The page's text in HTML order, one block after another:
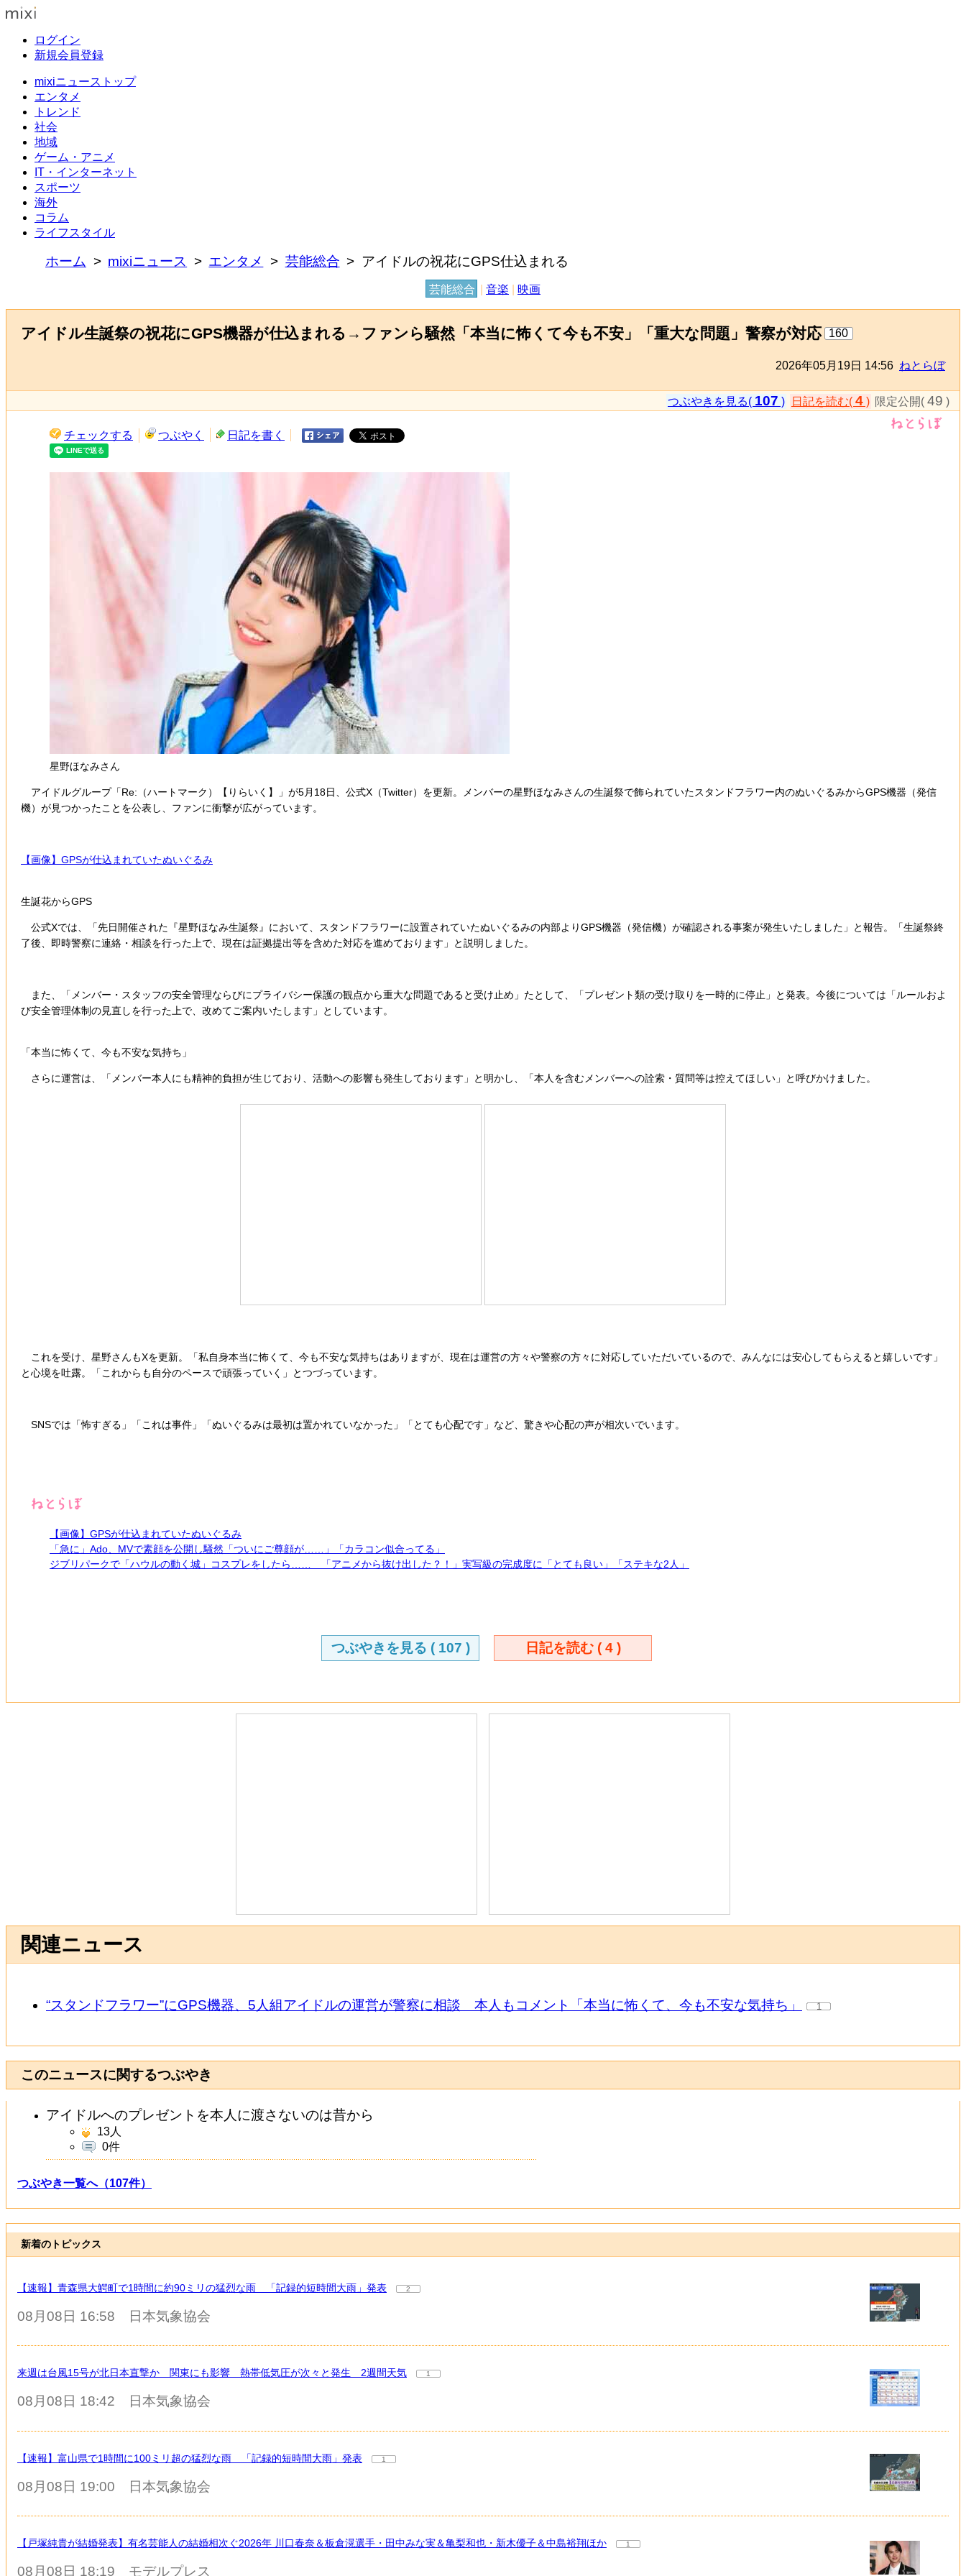
ログイン
新規会員登録
mixiニューストップ
エンタメ
トレンド
社会
地域
ゲーム・アニメ
IT・インターネット
スポーツ
海外
コラム
ライフスタイル
ホーム mixiニュース エンタメ 芸能総合 アイドルの祝花にGPS仕込まれる
芸能総合 音楽 映画
アイドル生誕祭の祝花にGPS機器が仕込まれる→ファンら騒然「本当に怖くて今も不安」「重大な問題」警察が対応 160
2026年05月19日 14:56 ねとらぼ
つぶやきを見る( 107 ) 日記を読む( 4 ) 限定公開( 49 )
チェックする つぶやく 日記を書く
星野ほなみさん
アイドルグループ「Re:（ハートマーク）【りらいく】」が5月18日、公式X（Twitter）を更新。メンバーの星野ほなみさんの生誕祭で飾られていたスタンドフラワー内のぬいぐるみからGPS機器（発信
機）が見つかったことを公表し、ファンに衝撃が広がっています。
【画像】GPSが仕込まれていたぬいぐるみ
生誕花からGPS
公式Xでは、「先日開催された『星野ほなみ生誕祭』において、スタンドフラワーに設置されていたぬいぐるみの内部よりGPS機器（発信機）が確認される事案が発生いたしました」と報告。「生誕祭終
了後、即時警察に連絡・相談を行った上で、現在は証拠提出等を含めた対応を進めております」と説明しました。
また、「メンバー・スタッフの安全管理ならびにプライバシー保護の観点から重大な問題であると受け止め」たとして、「プレゼント類の受け取りを一時的に停止」と発表。今後については「ルールおよ
び安全管理体制の見直しを行った上で、改めてご案内いたします」としています。
「本当に怖くて、今も不安な気持ち」
さらに運営は、「メンバー本人にも精神的負担が生じており、活動への影響も発生しております」と明かし、「本人を含むメンバーへの詮索・質問等は控えてほしい」と呼びかけました。
これを受け、星野さんもXを更新。「私自身本当に怖くて、今も不安な気持ちはありますが、現在は運営の方々や警察の方々に対応していただいているので、みんなには安心してもらえると嬉しいです」
と心境を吐露。「これからも自分のペースで頑張っていく」とつづっています。
SNSでは「怖すぎる」「これは事件」「ぬいぐるみは最初は置かれていなかった」「とても心配です」など、驚きや心配の声が相次いでいます。
【画像】GPSが仕込まれていたぬいぐるみ
「急に」Ado、MVで素顔を公開し騒然「ついにご尊顔が……」「カラコン似合ってる」
ジブリパークで「ハウルの動く城」コスプレをしたら…… 「アニメから抜け出した？！」実写級の完成度に「とても良い」「ステキな2人」
つぶやきを見る ( 107 ) 日記を読む ( 4)
関連ニュース
“スタンドフラワー”にGPS機器、5人組アイドルの運営が警察に相談 本人もコメント「本当に怖くて、今も不安な気持ち」 1
このニュースに関するつぶやき
アイドルへのプレゼントを本人に渡さないのは昔から
13人
0件
つぶやき一覧へ（107件）
新着のトピックス
【速報】青森県大鰐町で1時間に約90ミリの猛烈な雨 「記録的短時間大雨」発表 2
08月08日 16:58 日本気象協会
来週は台風15号が北日本直撃か 関東にも影響 熱帯低気圧が次々と発生 2週間天気 1
08月08日 18:42 日本気象協会
【速報】富山県で1時間に100ミリ超の猛烈な雨 「記録的短時間大雨」発表 1
08月08日 19:00 日本気象協会
【戸塚純貴が結婚発表】有名芸能人の結婚相次ぐ2026年 川口春奈＆板倉滉選手・田中みな実＆亀梨和也・新木優子＆中島裕翔ほか 1
08月08日 18:19 モデルプレス